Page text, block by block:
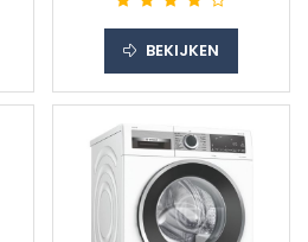
BEKIJKEN